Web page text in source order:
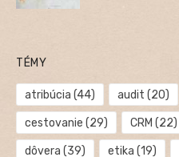
TÉMY
atribúcia (44) audit (20)
cestovanie (29) CRM (22)
dôvera (39) etika (19)